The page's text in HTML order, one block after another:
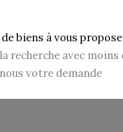
de biens à vous
recherche avec
votre demande